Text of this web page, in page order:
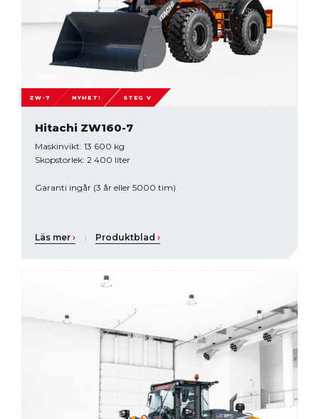
ZW-7 NYHET! STEG V
Hitachi ZW160-7
Maskinvikt: 13 600 kg
Skopstorlek: 2 400 liter
Garanti ingår (3 år eller 5000 tim)
Läs mer › | Produktblad›